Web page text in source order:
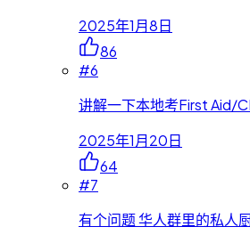
2025年1月8日
86
#6
讲解一下本地考First Aid/
2025年1月20日
64
#7
有个问题 华人群里的私人